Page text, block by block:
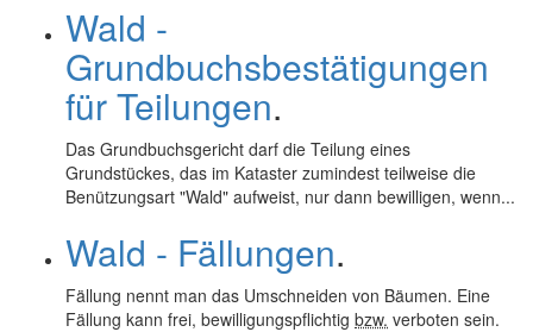
Wald -
Grundbuchsbestätigungen
für Teilungen.
Das Grundbuchsgericht darf die Teilung eines
Grundstückes, das im Kataster zumindest teilweise die
Benützungsart "Wald" aufweist, nur dann bewilligen, wenn...
Wald - Fällungen.
Fällung nennt man das Umschneiden von Bäumen. Eine
Fällung kann frei, bewilligungspflichtig bzw. verboten sein.